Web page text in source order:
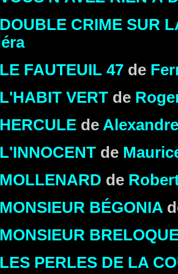
DOUBLE CRIME SUR
LE FAUTEUIL 47 de
L'HABIT VERT de
HERCULE de
L'INNOCENT de
MOLLENARD de
MONSIEUR BÉGONIA
MONSIEUR
LES PERLES DE LA